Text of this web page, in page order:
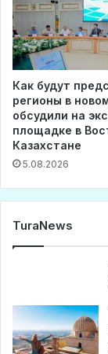
Как будут
регионы в
обсудили на
площадке в
Казахстане
5.08.2026
TuraNews